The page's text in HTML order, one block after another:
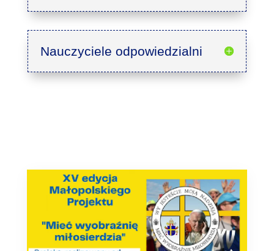
Nauczyciele odpowiedzialni